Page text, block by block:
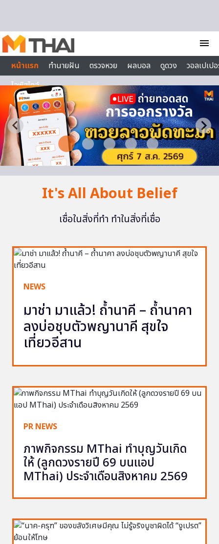
menu
หน้าแรก
ทำนายฝัน ตรวจหวย ผลบอล ดูดวง
วอลเปเป
ไลฟ์สไตล์
It's All About Belief
เชื่อในสิ่งที่ทำ ทำในสิ่งที่เชื่อ
NEWS
มาช่า มาแล้ว! ถ้ำนาคี – ถ้ำนาคา
ลงบ่อชุบตัวพญานาคี สุขใจ
เที่ยวอีสาน
PR NEWS
ภาพกิจกรรม MThai ทำบุญวันเกิด
ให้ (ลูกดวงรายปี 69 บนแอป
MThai) ประจำเดือนสิงหาคม 2569